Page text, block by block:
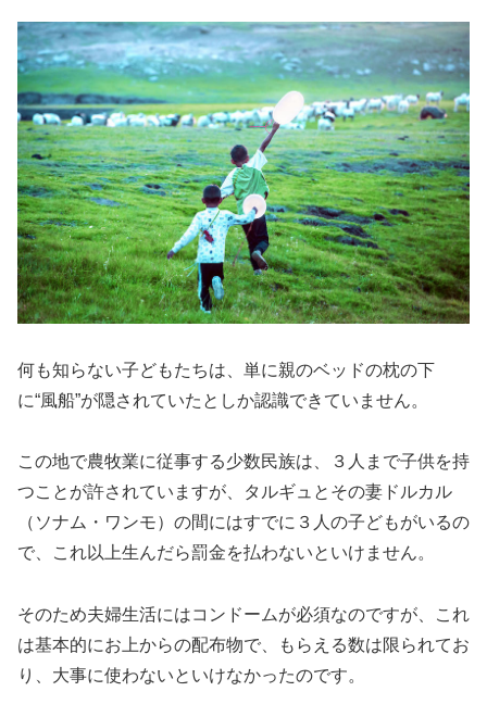
何も知らない子どもたちは、単に親のベッドの枕の下
に“風船”が隠されていたとしか認識できていません。
この地で農牧業に従事する少数民族は、３人まで子供を持
つことが許されていますが、タルギュとその妻ドルカル
（ソナム・ワンモ）の間にはすでに３人の子どもがいるの
で、これ以上生んだら罰金を払わないといけません。
そのため夫婦生活にはコンドームが必須なのですが、これ
は基本的にお上からの配布物で、もらえる数は限られてお
り、大事に使わないといけなかったのです。